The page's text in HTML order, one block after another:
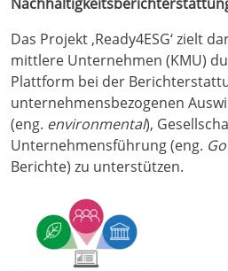
Das Projekt ‚Ready4ESG‘ zielt
mittlere Unternehmen (KMU)
Plattform bei der
unternehmensbezogenen
(eng. environmental),
Unternehmensführung (eng.
Berichte) zu unterstützen.